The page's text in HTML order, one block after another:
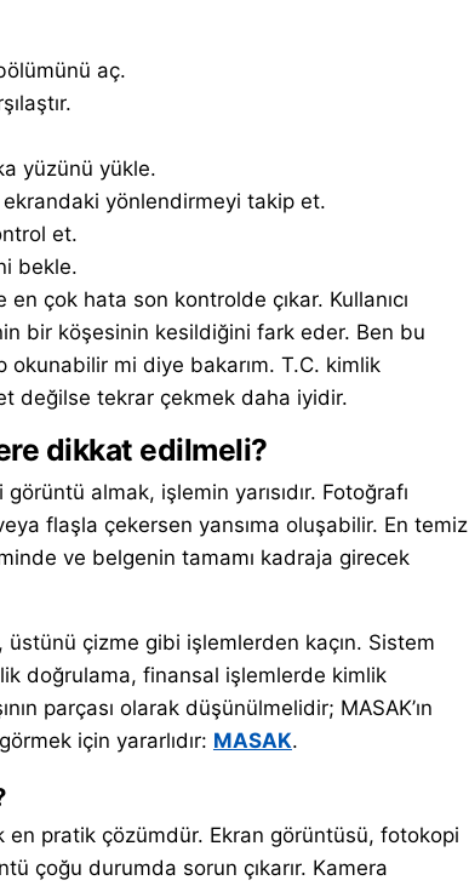
aç.
yüzünü yükle.
yönlendirmeyi takip et.
et.
bekle.
çok hata son kontrolde çıkar. Kullanıcı
bir köşesinin kesildiğini fark eder. Ben bu
mi diye bakarım. T.C. kimlik
değilse tekrar çekmek daha iyidir.
dikkat edilmeli?
almak, işlemin yarısıdır. Fotoğrafı
flaşla çekersen yansıma oluşabilir. En temiz
ve belgenin tamamı kadraja girecek
çizme gibi işlemlerden kaçın. Sistem
doğrulama, finansal işlemlerde kimlik
parçası olarak düşünülmelidir; MASAK’ın
için yararlıdır: MASAK.
en pratik çözümdür. Ekran görüntüsü, fotokopi
çoğu durumda sorun çıkarır. Kamera